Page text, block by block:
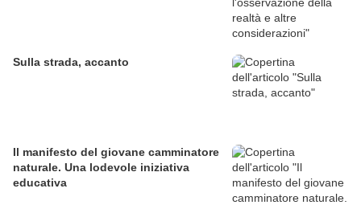
Sulla strada, accanto
Il manifesto del giovane camminatore
naturale. Una lodevole iniziativa
educativa